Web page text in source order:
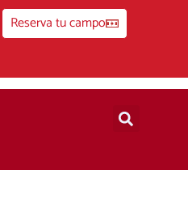
Reserva tu campo